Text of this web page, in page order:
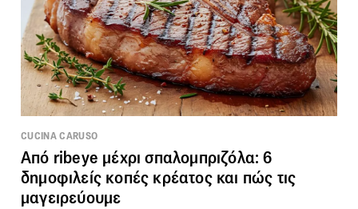
CUCINA CARUSO
Από ribeye μέχρι σπαλομπριζόλα: 6
δημοφιλείς κοπές κρέατος και πώς τις
μαγειρεύουμε